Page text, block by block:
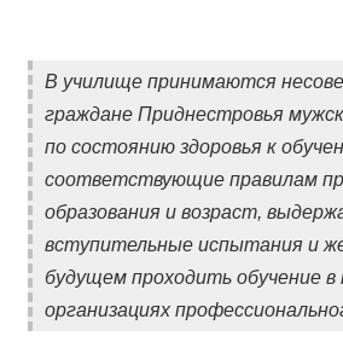
В училище принимаются
граждане Приднестровья
по состоянию здоровья к
соответствующие правилам
образования и возраст,
вступительные испытания и
будущем проходить обучение
организациях